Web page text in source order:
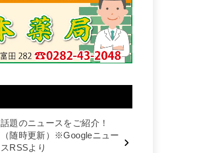
話題のニュースをご紹介！
（随時更新）※Googleニュー
スRSSより